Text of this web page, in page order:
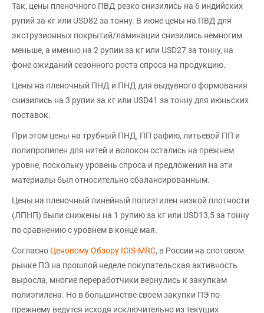
Так, цены пленочного ПВД резко снизились на 6 индийских
рупий за кг или USD82 за тонну. В июне цены на ПВД для
экструзионных покрытий/ламинации снизились немногим
меньше, а именно на 2 рупии за кг или USD27 за тонну, на
фоне ожиданий сезонного роста спроса на продукцию.
Цены на пленочный ПНД и ПНД для выдувного формования
снизились на 3 рупии за кг или USD41 за тонну для июньских
поставок.
При этом цены на трубный ПНД, ПП рафию, литьевой ПП и
полипропилен для нитей и волокон остались на прежнем
уровне, поскольку уровень спроса и предложения на эти
материалы был относительно сбалансированным.
Цены на пленочный линейный полиэтилен низкой плотности
(ЛПНП) были снижены на 1 рупию за кг или USD13,5 за тонну
по сравнению с уровнем в конце мая.
Согласно Ценовому Обзору ICIS-MRC, в России на спотовом
рынке ПЭ на прошлой неделе покупательская активность
выросла, многие переработчики вернулись к закупкам
полиэтилена. Но в большинстве своем закупки ПЭ по-
прежнему ведутся исходя исключительно из текущих